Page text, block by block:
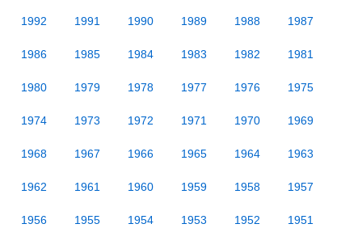
1992 1991 1990 1989 1988 1987
1986 1985 1984 1983 1982 1981
1980 1979 1978 1977 1976 1975
1974 1973 1972 1971 1970 1969
1968 1967 1966 1965 1964 1963
1962 1961 1960 1959 1958 1957
1956 1955 1954 1953 1952 1951